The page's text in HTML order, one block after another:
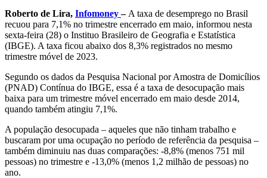
Roberto de Lira, Infomoney– A taxa de desemprego no Brasil
recuou para 7,1% no trimestre encerrado em maio, informou nesta
sexta-feira (28) o Instituo Brasileiro de Geografia e Estatística
(IBGE). A taxa ficou abaixo dos 8,3% registrados no mesmo
trimestre móvel de 2023.
Segundo os dados da Pesquisa Nacional por Amostra de Domicílios
(PNAD) Contínua do IBGE, essa é a taxa de desocupação mais
baixa para um trimestre móvel encerrado em maio desde 2014,
quando também atingiu 7,1%.
A população desocupada – aqueles que não tinham trabalho e
buscaram por uma ocupação no período de referência da pesquisa –
também diminuiu nas duas comparações: -8,8% (menos 751 mil
pessoas) no trimestre e -13,0% (menos 1,2 milhão de pessoas) no
ano.